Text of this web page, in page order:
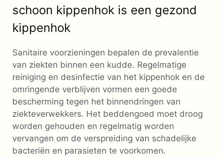
schoon kippenhok is een gezond
kippenhok
Sanitaire voorzieningen bepalen de prevalentie
van ziekten binnen een kudde. Regelmatige
reiniging en desinfectie van het kippenhok en de
omringende verblijven vormen een goede
bescherming tegen het binnendringen van
ziekteverwekkers. Het beddengoed moet droog
worden gehouden en regelmatig worden
vervangen om de verspreiding van schadelijke
bacteriën en parasieten te voorkomen.